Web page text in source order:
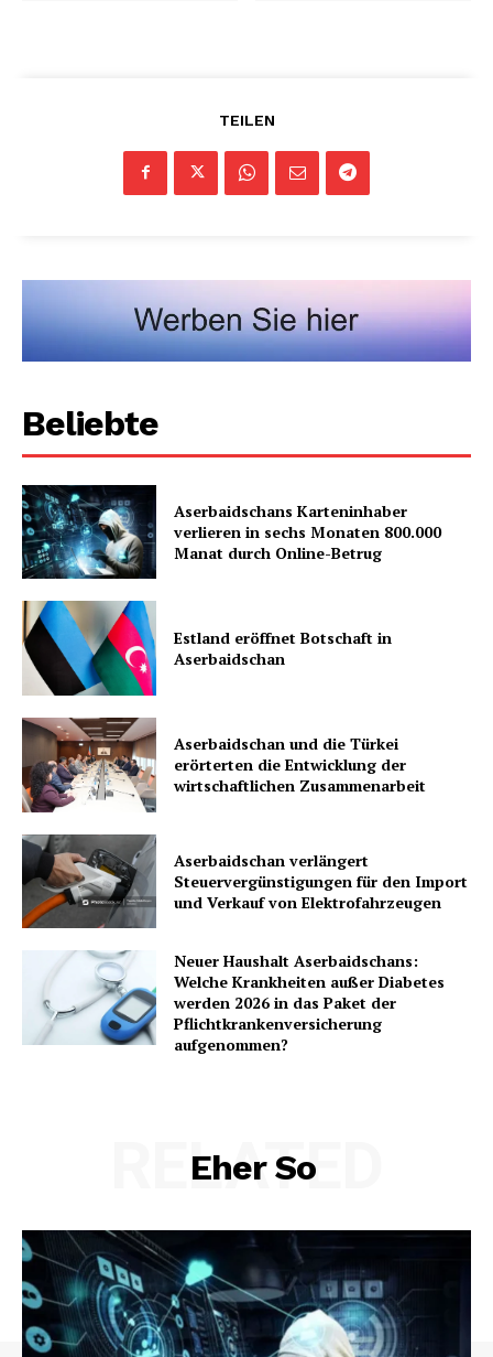
TEILEN
Beliebte
Aserbaidschans Karteninhaber
verlieren in sechs Monaten 800.000
Manat durch Online-Betrug
Estland eröffnet Botschaft in
Aserbaidschan
Aserbaidschan und die Türkei
erörterten die Entwicklung der
wirtschaftlichen Zusammenarbeit
Aserbaidschan verlängert
Steuervergünstigungen für den Import
und Verkauf von Elektrofahrzeugen
Neuer Haushalt Aserbaidschans:
Welche Krankheiten außer Diabetes
werden 2026 in das Paket der
Pflichtkrankenversicherung
aufgenommen?
Eher So
RELATED